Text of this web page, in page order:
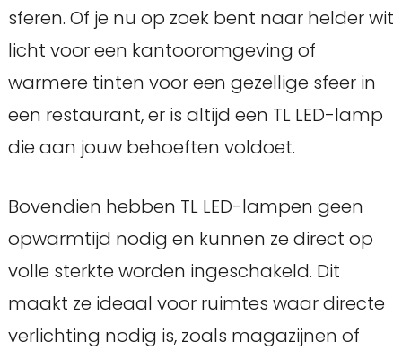
sferen. Of je nu op zoek bent naar helder wit
licht voor een kantooromgeving of
warmere tinten voor een gezellige sfeer in
een restaurant, er is altijd een TL LED-lamp
die aan jouw behoeften voldoet.
Bovendien hebben TL LED-lampen geen
opwarmtijd nodig en kunnen ze direct op
volle sterkte worden ingeschakeld. Dit
maakt ze ideaal voor ruimtes waar directe
verlichting nodig is, zoals magazijnen of